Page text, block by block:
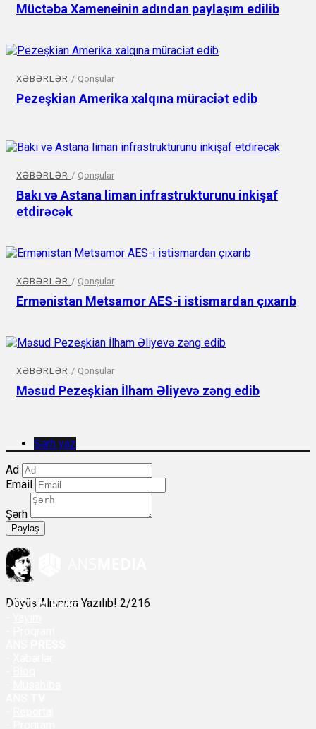
Müctəba Xameneinin adından paylaşım edilib
XƏBƏRLƏR / Qonşular
Pezeşkian Amerika xalqına müraciət edib
XƏBƏRLƏR / Qonşular
Bakı və Astana liman infrastrukturunu inkişaf
etdirəcək
XƏBƏRLƏR / Qonşular
Ermənistan Metsamor AES-i istismardan çıxarıb
XƏBƏRLƏR / Qonşular
Məsud Pezeşkian İlham Əliyevə zəng edib
Şərh yaz
Ad
Email
Şərh
Paylaş
Döyüş Alnınıza Yazılıb! 2/216
ANSÇM Radio